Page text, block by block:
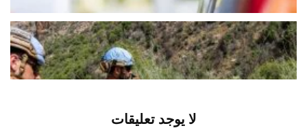
عسكر بريطاني مكان الفرنسيين..
والفصل السابع حاضر؟
اخبار محلية أغسطس 10, 2026
لا يوجد تعليقات